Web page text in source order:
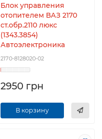
Блок управления
отопителем ВАЗ 2170
ст.обр.2110 люкс
(1343.3854)
Автоэлектроника
2170-8128020-02
2950 грн
В корзину